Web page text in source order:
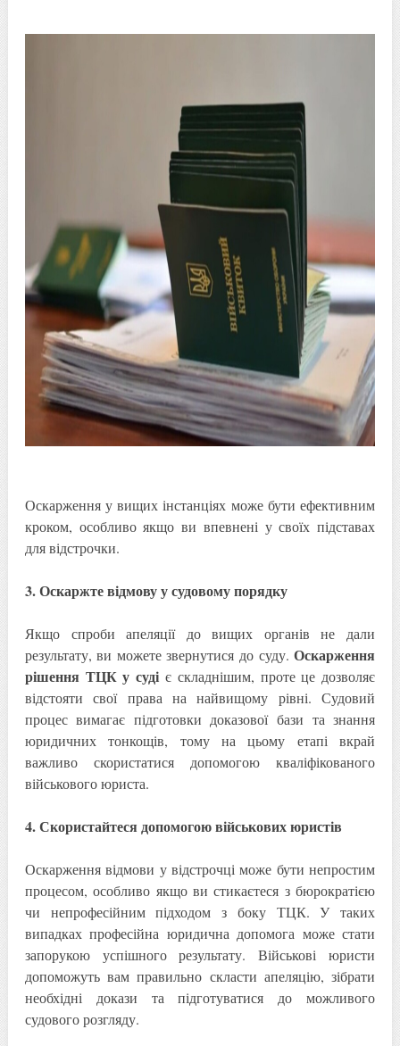
Оскарження у вищих інстанціях може бути ефективним
кроком, особливо якщо ви впевнені у своїх підставах
для відстрочки.
3. Оскаржте відмову у судовому порядку
Якщо спроби апеляції до вищих органів не дали
результату, ви можете звернутися до суду.Оскарження
рішення ТЦК у суді є складнішим, проте це дозволяє
відстояти свої права на найвищому рівні. Судовий
процес вимагає підготовки доказової бази та знання
юридичних тонкощів, тому на цьому етапі вкрай
важливо скористатися допомогою кваліфікованого
військового юриста.
4. Скористайтеся допомогою військових юристів
Оскарження відмови у відстрочці може бути непростим
процесом, особливо якщо ви стикаєтеся з бюрократією
чи непрофесійним підходом з боку ТЦК. У таких
випадках професійна юридична допомога може стати
запорукою успішного результату. Військові юристи
допоможуть вам правильно скласти апеляцію, зібрати
необхідні докази та підготуватися до можливого
судового розгляду.